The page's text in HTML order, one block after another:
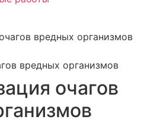
вредных организмов
очагов